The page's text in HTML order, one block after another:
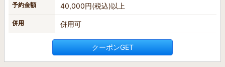
予約金額 40,000円(税込)以上
併用 併用可
クーポンGET